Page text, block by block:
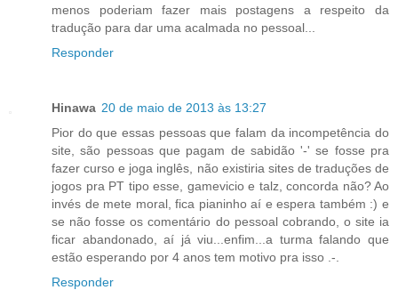
menos poderiam fazer mais postagens a respeito da
tradução para dar uma acalmada no pessoal...
Responder
Hinawa 20 de maio de 2013 às 13:27
Pior do que essas pessoas que falam da incompetência do
site, são pessoas que pagam de sabidão '-' se fosse pra
fazer curso e joga inglês, não existiria sites de traduções de
jogos pra PT tipo esse, gamevicio e talz, concorda não? Ao
invés de mete moral, fica pianinho aí e espera também :) e
se não fosse os comentário do pessoal cobrando, o site ia
ficar abandonado, aí já viu...enfim...a turma falando que
estão esperando por 4 anos tem motivo pra isso .-.
Responder